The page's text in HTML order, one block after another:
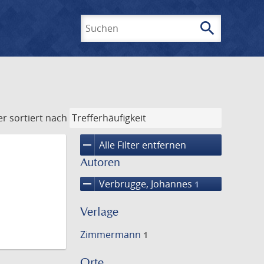
search
sortiert nach
remove Alle Filter entfernen
Autoren
remove Verbrugge, Johannes 1
Verlage
Zimmermann 1